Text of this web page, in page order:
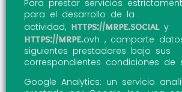
Para prestar servicios
para el desarrollo de la
actividad, https://mrpe.socialy
https://mrpe.ovh , comparte
siguientes prestadores bajo sus
correspondientes condiciones de
Google Analytics: un servicio